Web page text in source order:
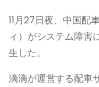
11月27日夜、中国配
ィ）がシステム障害
生した。
滴滴が運営する配車